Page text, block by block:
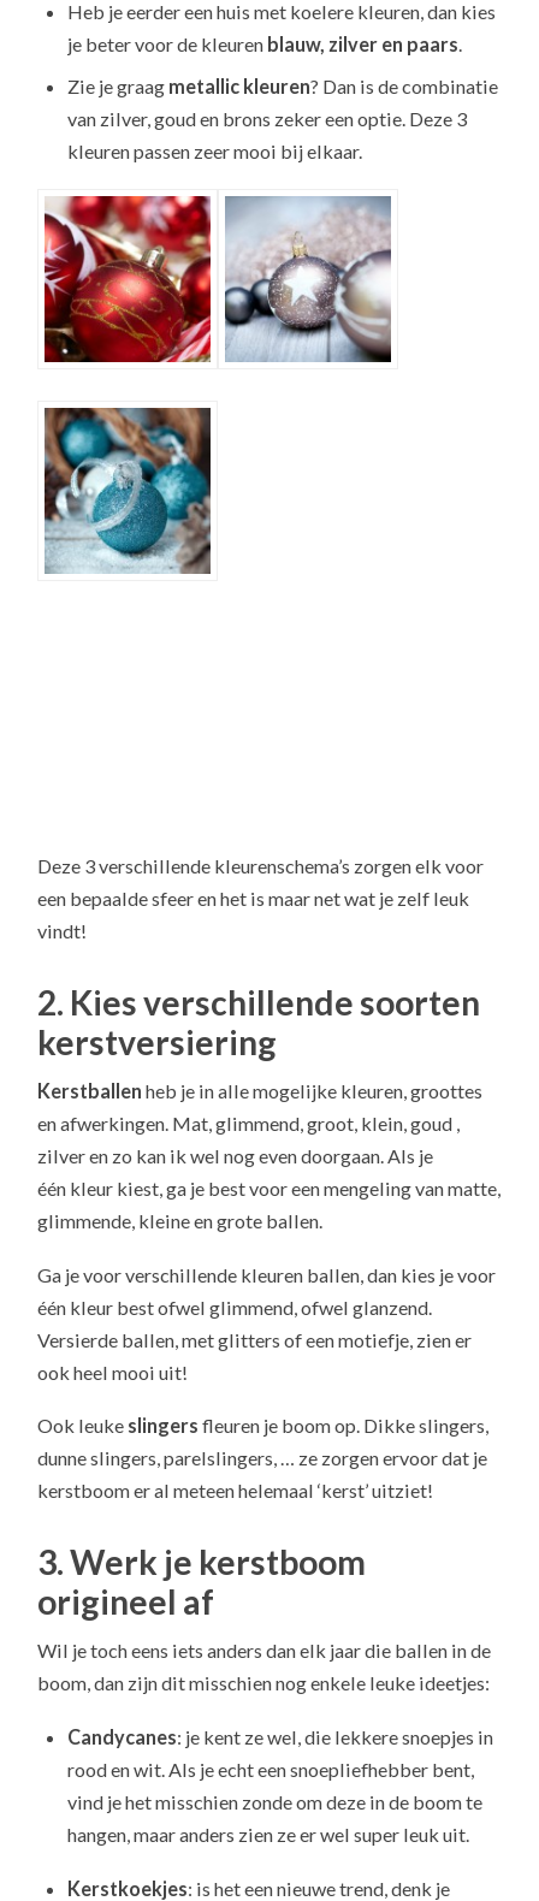
Heb je eerder een huis met koelere kleuren, dan kies
je beter voor de kleuren blauw, zilver en paars
Zie je graag metallic kleuren? Dan is de combinatie
van zilver, goud en brons zeker een optie. Deze 3
kleuren passen zeer mooi bij elkaar.
Deze 3 verschillende kleurenschema’s zorgen elk voor
een bepaalde sfeer en het is maar net wat je zelf leuk
vindt!
2. Kies verschillende soorten
kerstversiering
Kerstballen heb je in alle mogelijke kleuren, groottes
en afwerkingen. Mat, glimmend, groot, klein, goud ,
zilver en zo kan ik wel nog even doorgaan. Als je
één kleur kiest, ga je best voor een mengeling van matte,
glimmende, kleine en grote ballen.
Ga je voor verschillende kleuren ballen, dan kies je voor
één kleur best ofwel glimmend, ofwel glanzend.
Versierde ballen, met glitters of een motiefje, zien er
ook heel mooi uit!
Ook leuke slingers fleuren je boom op. Dikke slingers,
dunne slingers, parelslingers, … ze zorgen ervoor dat je
kerstboom er al meteen helemaal ‘kerst’ uitziet!
3. Werk je kerstboom
origineel af
Wil je toch eens iets anders dan elk jaar die ballen in de
boom, dan zijn dit misschien nog enkele leuke ideetjes:
Candycanes: je kent ze wel, die lekkere snoepjes in
rood en wit. Als je echt een snoepliefhebber bent,
vind je het misschien zonde om deze in de boom te
hangen, maar anders zien ze er wel super leuk uit.
Kerstkoekjes: is het een nieuwe trend, denk je